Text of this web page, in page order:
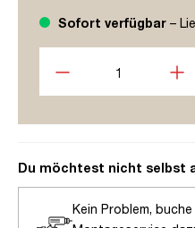
Sofort verfügbar –
Du möchtest nicht selbst
Kein Problem,